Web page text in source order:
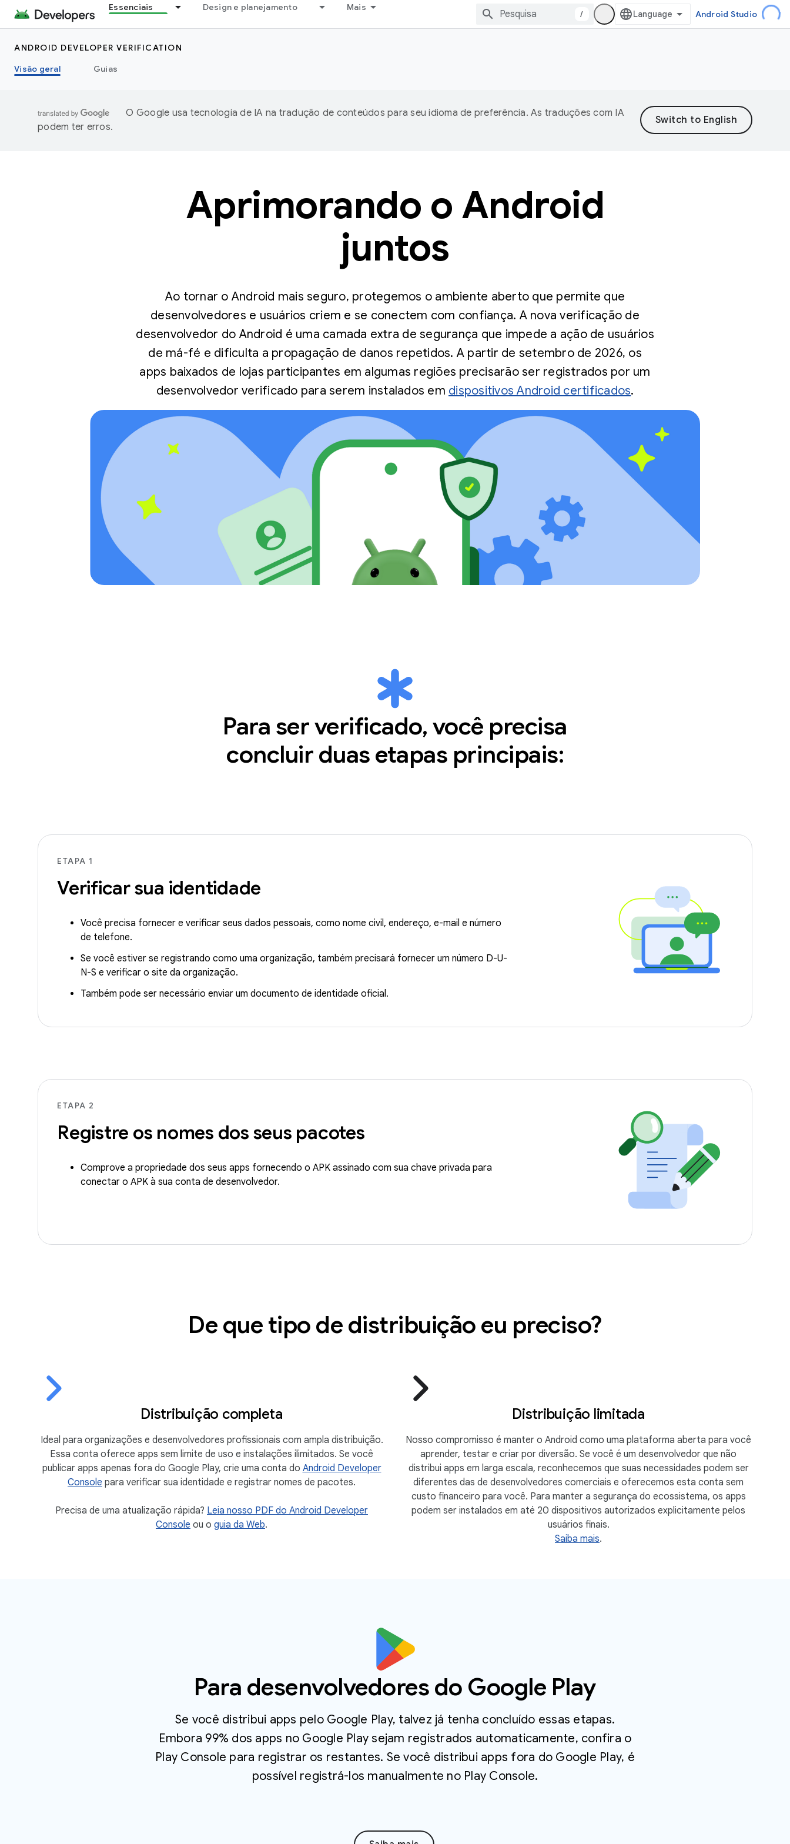
Essenciais Design e planejamento Mais
/ Android Studio
ANDROID DEVELOPER VERIFICATION
Visão geral
Guias
O Google usa tecnologia de IA na tradução de conteúdos para seu idioma de preferência. As traduções com IA
podem ter erros.
Aprimorando o Android
juntos
Ao tornar o Android mais seguro, protegemos o ambiente aberto que permite que
desenvolvedores e usuários criem e se conectem com confiança. A nova verificação de
desenvolvedor do Android é uma camada extra de segurança que impede a ação de usuários
de má-fé e dificulta a propagação de danos repetidos. A partir de setembro de 2026, os
apps baixados de lojas participantes em algumas regiões precisarão ser registrados por um
desenvolvedor verificado para serem instalados em dispositivos Android certificados.
Para ser verificado, você precisa
concluir duas etapas principais:
ETAPA 1
Verificar sua identidade
Você precisa fornecer e verificar seus dados pessoais, como nome civil, endereço, e-mail e número
de telefone.
Se você estiver se registrando como uma organização, também precisará fornecer um número D-U-
N-S e verificar o site da organização.
Também pode ser necessário enviar um documento de identidade oficial.
ETAPA 2
Registre os nomes dos seus pacotes
Comprove a propriedade dos seus apps fornecendo o APK assinado com sua chave privada para
conectar o APK à sua conta de desenvolvedor.
De que tipo de distribuição eu preciso?
Distribuição completa
Ideal para organizações e desenvolvedores profissionais com ampla distribuição.
Essa conta oferece apps sem limite de uso e instalações ilimitados. Se você
publicar apps apenas fora do Google Play, crie uma conta do Android Developer
Console para verificar sua identidade e registrar nomes de pacotes.
Precisa de uma atualização rápida? Leia nosso PDF do Android Developer
Console ou o guia da Web.
Distribuição limitada
Nosso compromisso é manter o Android como uma plataforma aberta para você
aprender, testar e criar por diversão. Se você é um desenvolvedor que não
distribui apps em larga escala, reconhecemos que suas necessidades podem ser
diferentes das de desenvolvedores comerciais e oferecemos esta conta sem
custo financeiro para você. Para manter a segurança do ecossistema, os apps
podem ser instalados em até 20 dispositivos autorizados explicitamente pelos
usuários finais.
Saiba mais.
Para desenvolvedores do Google Play
Se você distribui apps pelo Google Play, talvez já tenha concluído essas etapas.
Embora 99% dos apps no Google Play sejam registrados automaticamente, confira o
Play Console para registrar os restantes. Se você distribui apps fora do Google Play, é
possível registrá-los manualmente no Play Console.